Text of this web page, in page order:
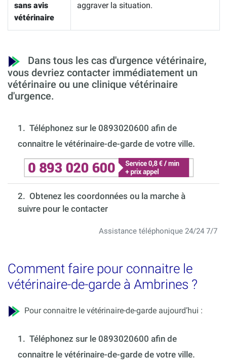
sans avis
vétérinaire
aggraver la situation.
Dans tous les cas d'urgence vétérinaire,
vous devriez contacter immédiatement un
vétérinaire ou une clinique vétérinaire
d'urgence.
1. Téléphonez sur le 0893020600 afin de
connaitre le vétérinaire-de-garde de votre ville.
2. Obtenez les coordonnées ou la marche à
suivre pour le contacter
Assistance téléphonique 24/24 7/7
Comment faire pour connaitre le
vétérinaire-de-garde à Ambrines ?
Pour connaitre le vétérinaire-de-garde aujourd’hui :
1. Téléphonez sur le 0893020600 afin de
connaitre le vétérinaire-de-garde de votre ville.